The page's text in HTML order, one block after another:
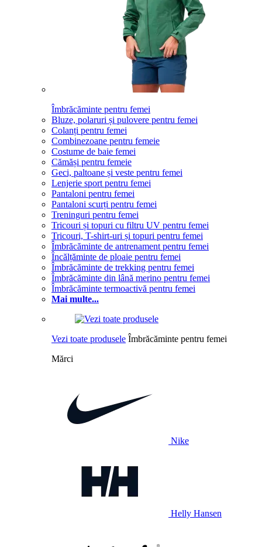
Îmbrăcăminte pentru femei
Bluze, polaruri și pulovere pentru femei
Colanți pentru femei
Combinezoane pentru femeie
Costume de baie femei
Cămăși pentru femeie
Geci, paltoane și veste pentru femei
Lenjerie sport pentru femei
Pantaloni pentru femei
Pantaloni scurți pentru femei
Treninguri pentru femei
Tricouri și topuri cu filtru UV pentru femei
Tricouri, T-shirt-uri și topuri pentru femei
Îmbrăcăminte de antrenament pentru femei
Încălțăminte de ploaie pentru femei
Îmbrăcăminte de trekking pentru femei
Îmbrăcăminte din lână merino pentru femei
Îmbrăcăminte termoactivă pentru femei
Mai multe...
Vezi toate produsele Îmbrăcăminte pentru femei
Mărci
Nike
Helly Hansen